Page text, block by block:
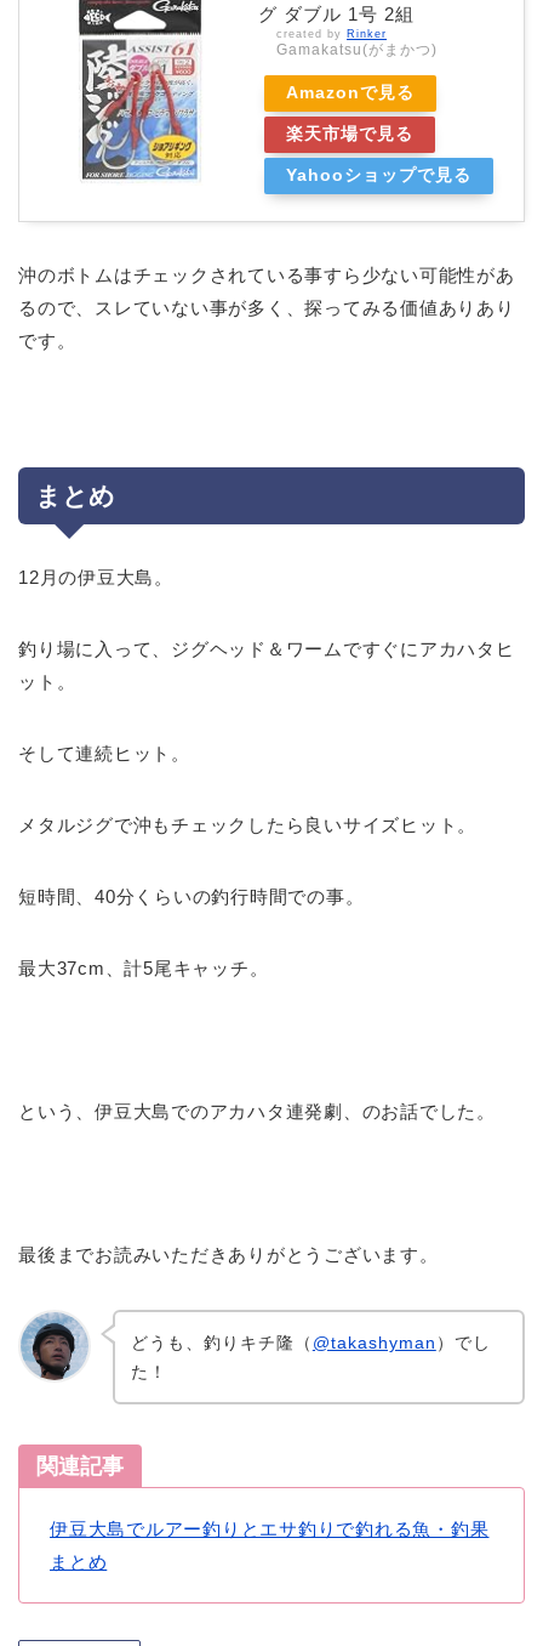
グ ダブル 1号 2組
created by Rinker
Gamakatsu(がまかつ)
Amazonで見る
楽天市場で見る
Yahooショップで見る
沖のボトムはチェックされている事すら少ない可能性があ
るので、スレていない事が多く、探ってみる価値ありあり
です。
まとめ
12月の伊豆大島。
釣り場に入って、ジグヘッド＆ワームですぐにアカハタヒ
ット。
そして連続ヒット。
メタルジグで沖もチェックしたら良いサイズヒット。
短時間、40分くらいの釣行時間での事。
最大37cm、計5尾キャッチ。
という、伊豆大島でのアカハタ連発劇、のお話でした。
最後までお読みいただきありがとうございます。
どうも、釣りキチ隆（ @takashyman ）でし
た！
関連記事
伊豆大島でルアー釣りとエサ釣りで釣れる魚・釣果
まとめ